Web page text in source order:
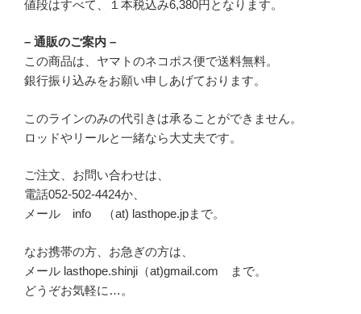
値段はすべて、１本税込み6,380円となります。
– 通販のご案内 –
この商品は、ヤマトのネコポス便で送料無料。
銀行振り込みをお願い申しあげております。
このラインのみの代引きは承ることができません。
ロッドやリールと一緒なら大丈夫です。
ご注文、お問い合わせは、
電話052-502-4424か、
メール info （at) lasthope.jpまで。
なお携帯の方、お急ぎの方は、
メール lasthope.shinji（at)gmail.com まで。
どうぞお気軽に…。